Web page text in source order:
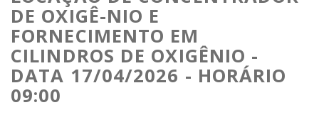
DE OXIGÊ-NIO E
FORNECIMENTO EM
CILINDROS DE OXIGÊNIO -
DATA 17/04/2026 - HORÁRIO
09:00